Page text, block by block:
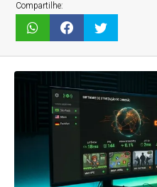
Compartilhe: